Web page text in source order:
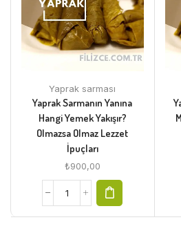
Yaprak sarması
Yaprak Sarmanın Yanına
Hangi Yemek Yakışır?
Olmazsa Olmaz Lezzet
İpuçları
₺900,00